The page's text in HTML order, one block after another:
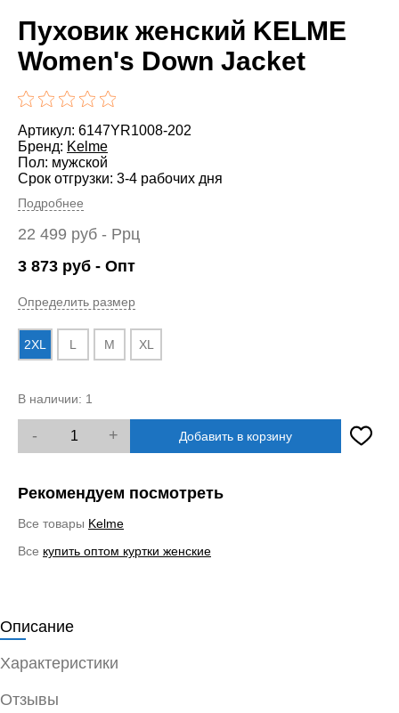
Пуховик женский KELME
Women's Down Jacket
Артикул: 6147YR1008-202
Бренд: Kelme
Пол: мужской
Срок отгрузки: 3-4 рабочих дня
Подробнее
22 499 руб - Ррц
3 873 руб - Опт
Определить размер
2XL L M XL
В наличии: 1
- + Добавить в корзину
Рекомендуем посмотреть
Все товары Kelme
Все купить оптом куртки женские
Описание
Характеристики
Отзывы